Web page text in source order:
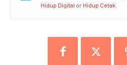
Hidup Digital or Hidup Cetak